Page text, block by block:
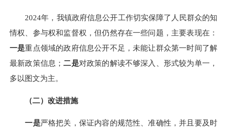
2024年，我镇政府信息公开工作切实保障了人民群众的知
情权、参与权和监督权，但仍然存在一些问题，主要表现在：
一是重点领域的政府信息公开不足，未能让群众第一时间了解
最新政策信息；二是对政策的解读不够深入、形式较为单一，
多以图文为主。
（二）改进措施
一是严格把关，保证内容的规范性、准确性，并且要及时